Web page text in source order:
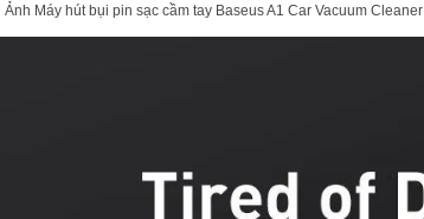
Ảnh Máy hút bụi pin sạc cầm tay Baseus A1 Car Vacuum Cleaner